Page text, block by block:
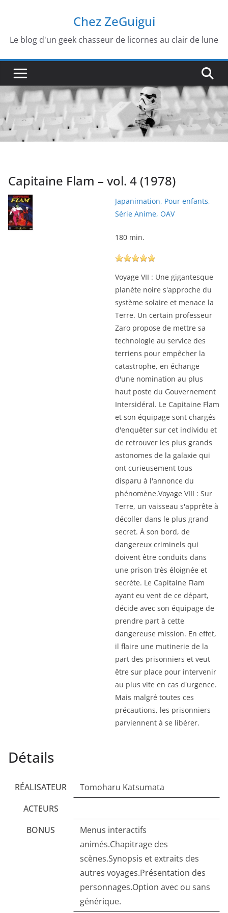
contenu
Chez ZeGuigui
Le blog d'un geek chasseur de licornes au clair de lune
Capitaine Flam – vol. 4 (1978)
Japanimation, Pour enfants,
Série Anime, OAV
180 min.
Voyage VII : Une gigantesque
planète noire s'approche du
système solaire et menace la
Terre. Un certain professeur
Zaro propose de mettre sa
technologie au service des
terriens pour empêcher la
catastrophe, en échange
d'une nomination au plus
haut poste du Gouvernement
Intersidéral. Le Capitaine Flam
et son équipage sont chargés
d'enquêter sur cet individu et
de retrouver les plus grands
astonomes de la galaxie qui
ont curieusement tous
disparu à l'annonce du
phénomène.Voyage VIII : Sur
Terre, un vaisseau s'apprête à
décoller dans le plus grand
secret. À son bord, de
dangereux criminels qui
doivent être conduits dans
une prison très éloignée et
secrète. Le Capitaine Flam
ayant eu vent de ce départ,
décide avec son équipage de
prendre part à cette
dangereuse mission. En effet,
il flaire une mutinerie de la
part des prisonniers et veut
être sur place pour intervenir
au plus vite en cas d'urgence.
Mais malgré toutes ces
précautions, les prisonniers
parviennent à se libérer.
Détails
RÉALISATEUR
Tomoharu Katsumata
ACTEURS
BONUS
Menus interactifs
animés.Chapitrage des
scènes.Synopsis et extraits des
autres voyages.Présentation des
personnages.Option avec ou sans
générique.